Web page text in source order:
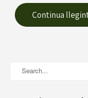
Continua